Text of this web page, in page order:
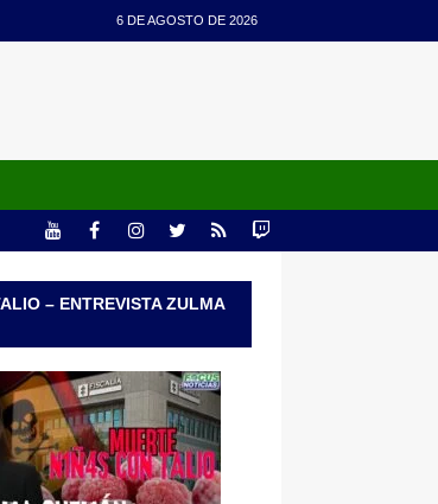
6 DE AGOSTO DE 2026
– ENTREVISTA ZULMA